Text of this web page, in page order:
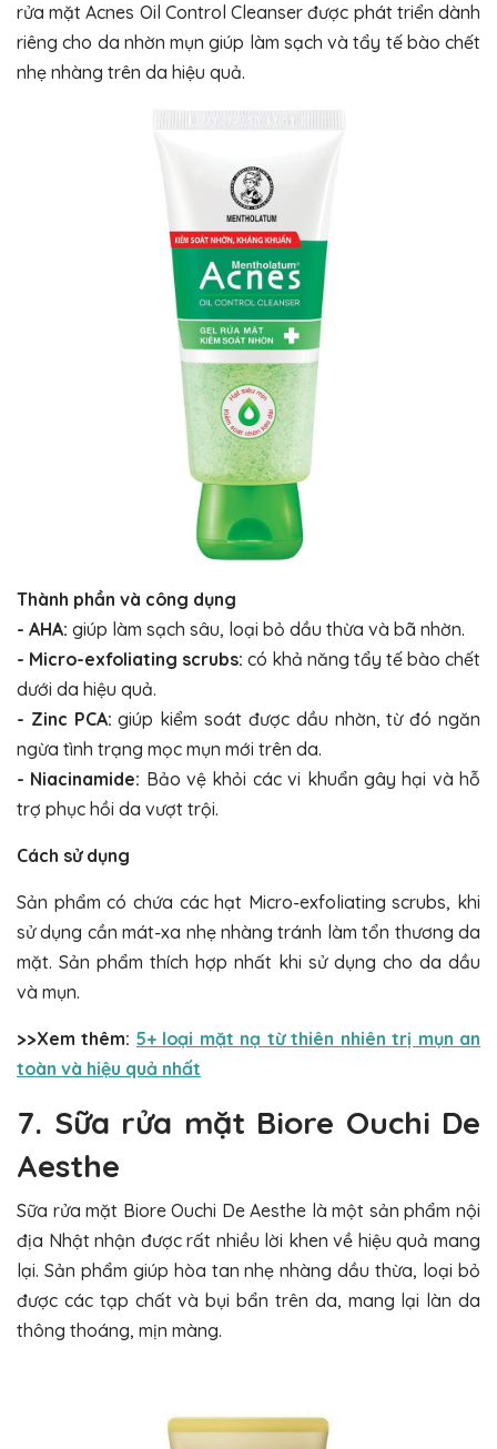
rửa mặt Acnes Oil Control Cleanser được phát triển dành
riêng cho da nhờn mụn giúp làm sạch và tẩy tế bào chết
nhẹ nhàng trên da hiệu quả.
Thành phần và công dụng
- AHA: giúp làm sạch sâu, loại bỏ dầu thừa và bã nhờn.
- Micro-exfoliating scrubs: có khả năng tẩy tế bào chết
dưới da hiệu quả.
- Zinc PCA: giúp kiểm soát được dầu nhờn, từ đó ngăn
ngừa tình trạng mọc mụn mới trên da.
- Niacinamide: Bảo vệ khỏi các vi khuẩn gây hại và hỗ
trợ phục hồi da vượt trội.
Cách sử dụng
Sản phẩm có chứa các hạt Micro-exfoliating scrubs, khi
sử dụng cần mát-xa nhẹ nhàng tránh làm tổn thương da
mặt. Sản phẩm thích hợp nhất khi sử dụng cho da dầu
và mụn.
>>Xem thêm: 5+ loại mặt nạ từ thiên nhiên trị mụn an
toàn và hiệu quả nhất
7. Sữa rửa mặt Biore Ouchi De
Aesthe
Sữa rửa mặt Biore Ouchi De Aesthe là một sản phẩm nội
địa Nhật nhận được rất nhiều lời khen về hiệu quả mang
lại. Sản phẩm giúp hòa tan nhẹ nhàng dầu thừa, loại bỏ
được các tạp chất và bụi bẩn trên da, mang lại làn da
thông thoáng, mịn màng.